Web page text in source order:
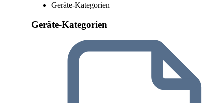
Geräte-Kategorien
Geräte-Kategorien